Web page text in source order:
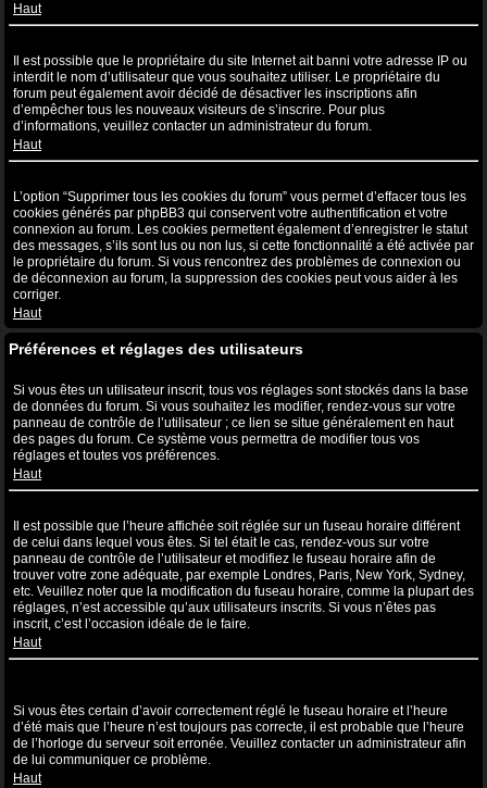
Haut
Il est possible que le propriétaire du site Internet ait banni votre adresse IP ou
interdit le nom d’utilisateur que vous souhaitez utiliser. Le propriétaire du
forum peut également avoir décidé de désactiver les inscriptions afin
d’empêcher tous les nouveaux visiteurs de s’inscrire. Pour plus
d’informations, veuillez contacter un administrateur du forum.
Haut
L’option “Supprimer tous les cookies du forum” vous permet d’effacer tous les
cookies générés par phpBB3 qui conservent votre authentification et votre
connexion au forum. Les cookies permettent également d’enregistrer le statut
des messages, s’ils sont lus ou non lus, si cette fonctionnalité a été activée par
le propriétaire du forum. Si vous rencontrez des problèmes de connexion ou
de déconnexion au forum, la suppression des cookies peut vous aider à les
corriger.
Haut
Préférences et réglages des utilisateurs
Si vous êtes un utilisateur inscrit, tous vos réglages sont stockés dans la base
de données du forum. Si vous souhaitez les modifier, rendez-vous sur votre
panneau de contrôle de l’utilisateur ; ce lien se situe généralement en haut
des pages du forum. Ce système vous permettra de modifier tous vos
réglages et toutes vos préférences.
Haut
Il est possible que l’heure affichée soit réglée sur un fuseau horaire différent
de celui dans lequel vous êtes. Si tel était le cas, rendez-vous sur votre
panneau de contrôle de l’utilisateur et modifiez le fuseau horaire afin de
trouver votre zone adéquate, par exemple Londres, Paris, New York, Sydney,
etc. Veuillez noter que la modification du fuseau horaire, comme la plupart des
réglages, n’est accessible qu’aux utilisateurs inscrits. Si vous n’êtes pas
inscrit, c’est l’occasion idéale de le faire.
Haut
Si vous êtes certain d’avoir correctement réglé le fuseau horaire et l’heure
d’été mais que l’heure n’est toujours pas correcte, il est probable que l’heure
de l’horloge du serveur soit erronée. Veuillez contacter un administrateur afin
de lui communiquer ce problème.
Haut